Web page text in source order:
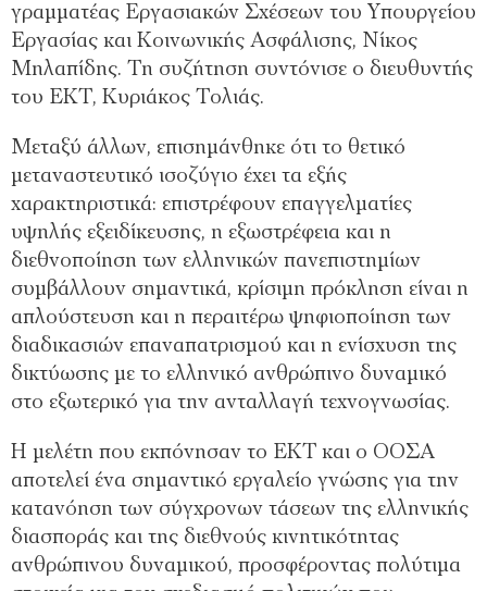
γραμματέας Εργασιακών Σχέσεων του Υπουργείου
Εργασίας και Κοινωνικής Ασφάλισης, Νίκος
Μηλαπίδης. Τη συζήτηση συντόνισε ο διευθυντής
του ΕΚΤ, Κυριάκος Τολιάς.
Μεταξύ άλλων, επισημάνθηκε ότι το θετικό
μεταναστευτικό ισοζύγιο έχει τα εξής
χαρακτηριστικά: επιστρέφουν επαγγελματίες
υψηλής εξειδίκευσης, η εξωστρέφεια και η
διεθνοποίηση των ελληνικών πανεπιστημίων
συμβάλλουν σημαντικά, κρίσιμη πρόκληση είναι η
απλούστευση και η περαιτέρω ψηφιοποίηση των
διαδικασιών επαναπατρισμού και η ενίσχυση της
δικτύωσης με το ελληνικό ανθρώπινο δυναμικό
στο εξωτερικό για την ανταλλαγή τεχνογνωσίας.
Η μελέτη που εκπόνησαν το ΕΚΤ και ο ΟΟΣΑ
αποτελεί ένα σημαντικό εργαλείο γνώσης για την
κατανόηση των σύγχρονων τάσεων της ελληνικής
διασποράς και της διεθνούς κινητικότητας
ανθρώπινου δυναμικού, προσφέροντας πολύτιμα